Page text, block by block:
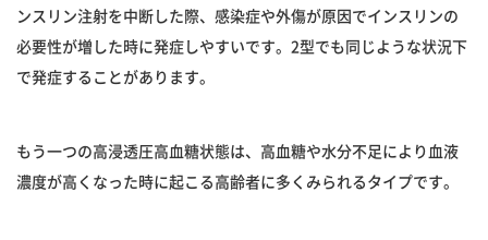
ンスリン注射を中断した際、感染症や外傷が原因でインスリンの
必要性が増した時に発症しやすいです。2型でも同じような状況下
で発症することがあります。
もう一つの高浸透圧高血糖状態は、高血糖や水分不足により血液
濃度が高くなった時に起こる高齢者に多くみられるタイプです。